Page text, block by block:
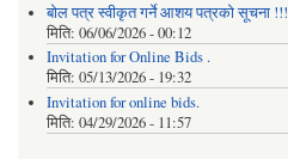
बोल पत्र स्वीकृत गर्ने आशय पत्रको सूचना !!!
मिति: 06/06/2026 - 00:12
Invitation for Online Bids .
मिति: 05/13/2026 - 19:32
Invitation for online bids.
मिति: 04/29/2026 - 11:57